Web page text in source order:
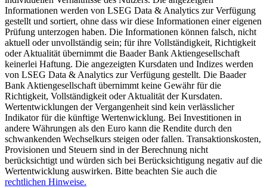
Informationen werden von LSEG Data & Analytics zur Verfügung
gestellt und sortiert, ohne dass wir diese Informationen einer eigenen
Prüfung unterzogen haben. Die Informationen können falsch, nicht
aktuell oder unvollständig sein; für ihre Vollständigkeit, Richtigkeit
oder Aktualität übernimmt die Baader Bank Aktiengesellschaft
keinerlei Haftung. Die angezeigten Kursdaten und Indizes werden
von LSEG Data & Analytics zur Verfügung gestellt. Die Baader
Bank Aktiengesellschaft übernimmt keine Gewähr für die
Richtigkeit, Vollständigkeit oder Aktualität der Kursdaten.
Wertentwicklungen der Vergangenheit sind kein verlässlicher
Indikator für die künftige Wertenwicklung. Bei Investitionen in
andere Währungen als den Euro kann die Rendite durch den
schwankenden Wechselkurs steigen oder fallen. Transaktionskosten,
Provisionen und Steuern sind in der Berechnung nicht
berücksichtigt und würden sich bei Berücksichtigung negativ auf die
Wertentwicklung auswirken. Bitte beachten Sie auch die
rechtlichen Hinweise.